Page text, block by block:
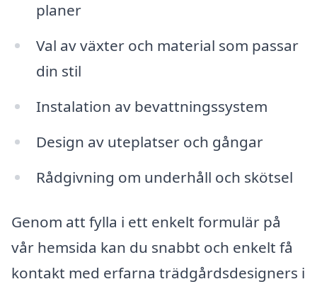
planer
Val av växter och material som passar
din stil
Instalation av bevattningssystem
Design av uteplatser och gångar
Rådgivning om underhåll och skötsel
Genom att fylla i ett enkelt formulär på
vår hemsida kan du snabbt och enkelt få
kontakt med erfarna trädgårdsdesigners i